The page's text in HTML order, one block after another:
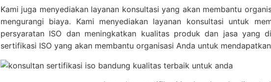
Kami juga menyediakan layanan konsultasi yang akan membantu
mengurangi biaya. Kami menyediakan layanan konsultasi untuk
persyaratan ISO dan meningkatkan kualitas produk dan jasa yang
sertifikasi ISO yang akan membantu organisasi Anda untuk